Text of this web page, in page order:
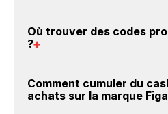
crédités sur votre cagnotte
compte de vos éventuels
Où trouver des codes
?
promo sur les produits
commerce ci-dessus et
Comment cumuler du
achats sur la marque